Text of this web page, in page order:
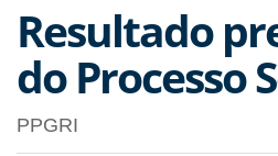
Resultado
do Processo
PPGRI